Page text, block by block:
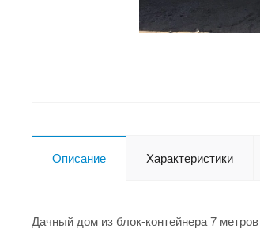
Описание Характеристики
Дачный дом из блок-контейнера 7